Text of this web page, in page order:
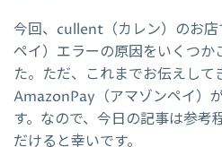
今回、cullent（カレン）のお
ペイ）エラーの原因をいくつか
た。ただ、これまでお伝えして
AmazonPay（アマゾンペイ）
す。なので、今日の記事は参考
だけると幸いです。